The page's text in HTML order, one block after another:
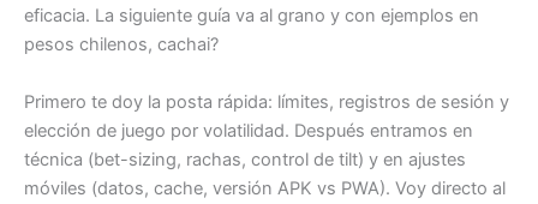
eficacia. La siguiente guía va al grano y con ejemplos en
pesos chilenos, cachai?
Primero te doy la posta rápida: límites, registros de sesión y
elección de juego por volatilidad. Después entramos en
técnica (bet-sizing, rachas, control de tilt) y en ajustes
móviles (datos, cache, versión APK vs PWA). Voy directo al